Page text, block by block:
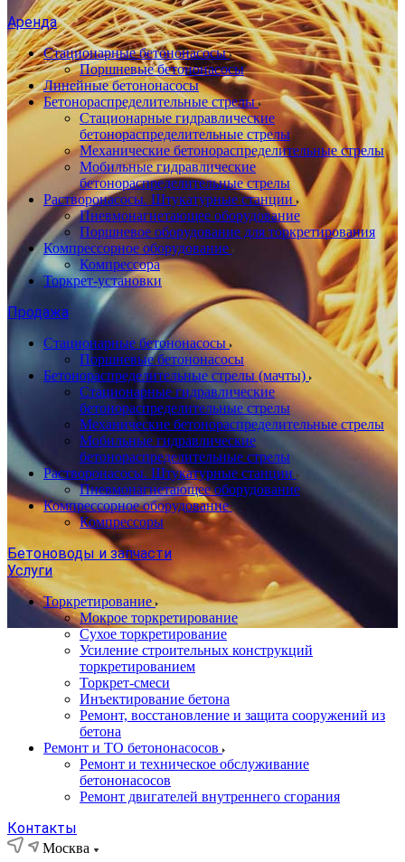
Аренда
Стационарные бетононасосы
Поршневые бетононасосы
Линейные бетононасосы
Бетонораспределительные стрелы
Стационарные гидравлические
бетонораспределительные стрелы
Механические бетонораспределительные стрелы
Мобильные гидравлические
бетонораспределительные стрелы
Растворонасосы. Штукатурные станции
Пневмонагнетающее оборудование
Поршневое оборудование для торкретирования
Компрессорное оборудование
Компрессора
Торкрет-установки
Продажа
Стационарные бетононасосы
Поршневые бетононасосы
Бетонораспределительные стрелы (мачты)
Стационарные гидравлические
бетонораспределительные стрелы
Механические бетонораспределительные стрелы
Мобильные гидравлические
бетонораспределительные стрелы
Растворонасосы. Штукатурные станции
Пневмонагнетающее оборудование
Компрессорное оборудование
Компрессоры
Бетоноводы и запчасти
Услуги
Торкретирование
Мокрое торкретирование
Сухое торкретирование
Усиление строительных конструкций
торкретированием
Торкрет-смеси
Инъектирование бетона
Ремонт, восстановление и защита сооружений из
бетона
Ремонт и ТО бетононасосов
Ремонт и техническое обслуживание
бетононасосов
Ремонт двигателей внутреннего сгорания
Контакты
Москва